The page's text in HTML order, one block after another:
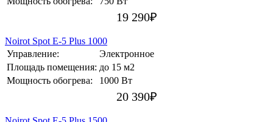
19 290₽
Noirot Spot E-5 Plus 1000
Управление:
Электронное
Площадь помещения: до 15 м2
Мощность обогрева:
1000 Вт
20 390₽